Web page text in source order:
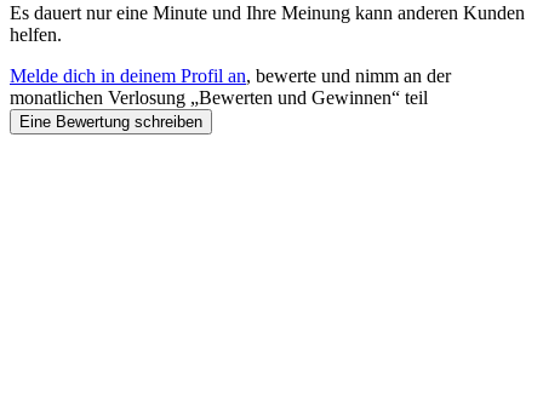
Es dauert nur eine Minute und Ihre Meinung kann anderen Kunden
helfen.
Melde dich in deinem Profil an, bewerte und nimm an der
monatlichen Verlosung „Bewerten und Gewinnen“ teil
Eine Bewertung schreiben